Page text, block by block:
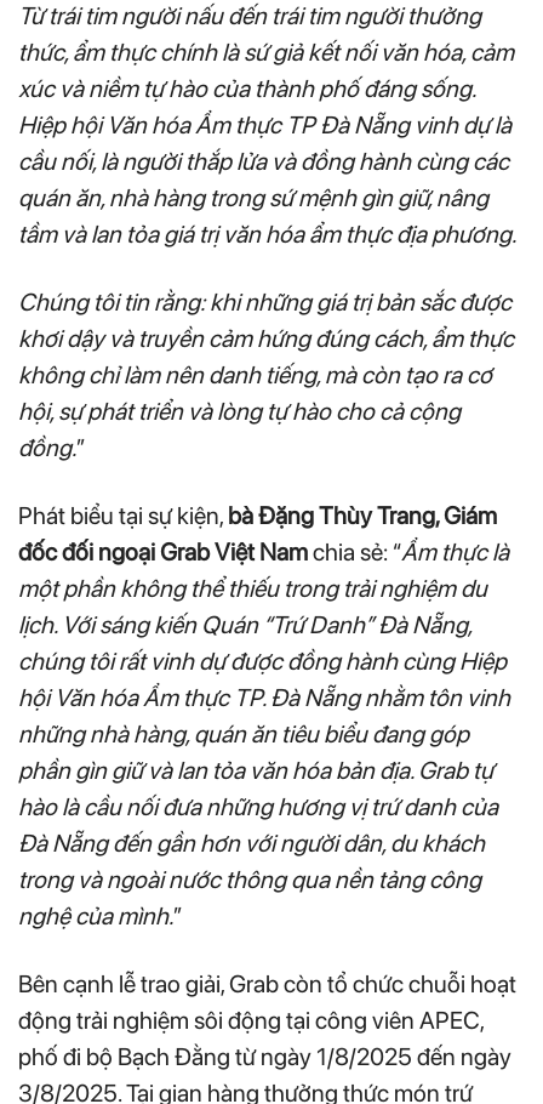
Từ trái tim người nấu đến trái tim người thưởng
thức, ẩm thực chính là sứ giả kết nối văn hóa, cảm
xúc và niềm tự hào của thành phố đáng sống.
Hiệp hội Văn hóa Ẩm thực TP Đà Nẵng vinh dự là
cầu nối, là người thắp lửa và đồng hành cùng các
quán ăn, nhà hàng trong sứ mệnh gìn giữ, nâng
tầm và lan tỏa giá trị văn hóa ẩm thực địa phương.
Chúng tôi tin rằng: khi những giá trị bản sắc được
khơi dậy và truyền cảm hứng đúng cách, ẩm thực
không chỉ làm nên danh tiếng, mà còn tạo ra cơ
hội, sự phát triển và lòng tự hào cho cả cộng
đồng.”
Phát biểu tại sự kiện, bà Đặng Thùy Trang, Giám
đốc đối ngoại Grab Việt Namchia sẻ: “Ẩm thực là
một phần không thể thiếu trong trải nghiệm du
lịch. Với sáng kiến Quán “Trứ Danh” Đà Nẵng,
chúng tôi rất vinh dự được đồng hành cùng Hiệp
hội Văn hóa Ẩm thực TP. Đà Nẵng nhằm tôn vinh
những nhà hàng, quán ăn tiêu biểu đang góp
phần gìn giữ và lan tỏa văn hóa bản địa. Grab tự
hào là cầu nối đưa những hương vị trứ danh của
Đà Nẵng đến gần hơn với người dân, du khách
trong và ngoài nước thông qua nền tảng công
nghệ của mình.”
Bên cạnh lễ trao giải, Grab còn tổ chức chuỗi hoạt
động trải nghiệm sôi động tại công viên APEC,
phố đi bộ Bạch Đằng từ ngày 1/8/2025 đến ngày
3/8/2025. Tại gian hàng thưởng thức món trứ